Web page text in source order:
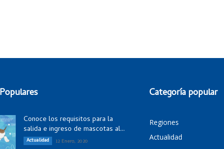
Conoce los requisitos para la
salida e ingreso de mascotas al...
Actualidad 12 Enero, 2020
Categoría popular
Regiones
Actualidad